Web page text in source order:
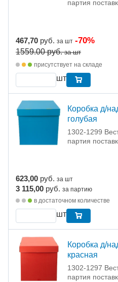
партия
467,70 руб. за шт -70%
1559.00руб. за шт
присутствует на складе
шт
Коробка д/
голубая
1302-1299
партия
623,00 руб. за шт
3 115,00 руб. за партию
в достаточном количестве
шт
Коробка д/
красная
1302-1297
партия